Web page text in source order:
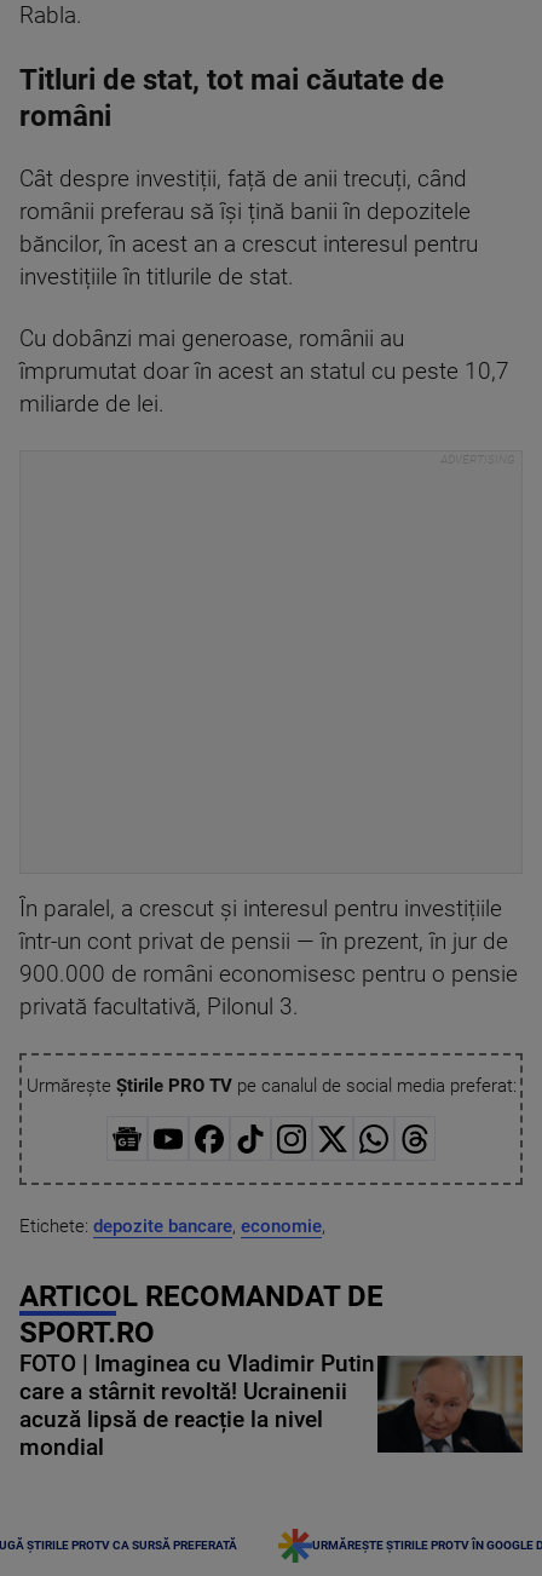
Rabla.
Titluri de stat, tot mai căutate de
români
Cât despre investiții, față de anii trecuți, când
românii preferau să își țină banii în depozitele
băncilor, în acest an a crescut interesul pentru
investițiile în titlurile de stat.
Cu dobânzi mai generoase, românii au
împrumutat doar în acest an statul cu peste 10,7
miliarde de lei.
În paralel, a crescut și interesul pentru investițiile
într-un cont privat de pensii — în prezent, în jur de
900.000 de români economisesc pentru o pensie
privată facultativă, Pilonul 3.
Urmărește Știrile PRO TVpe canalul de social media preferat:
Etichete: depozite bancare, economie,
ARTICOL RECOMANDAT DE
SPORT.RO
FOTO | Imaginea cu Vladimir Putin
care a stârnit revoltă! Ucrainenii
acuză lipsă de reacție la nivel
mondial
ȘTIRILE PROTV CA SURSĂ PREFERATĂ URMĂREȘTE ȘTIRILE PROTV ÎN GOOGLE